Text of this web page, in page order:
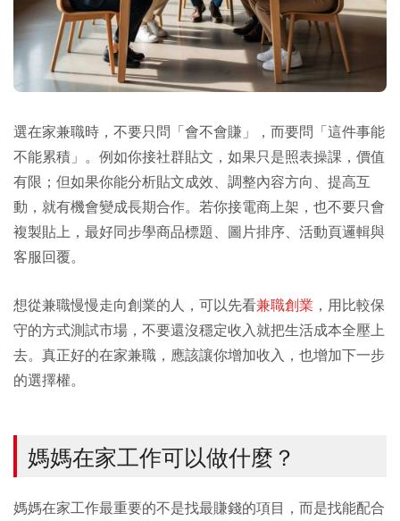
選在家兼職時，不要只問「會不會賺」，而要問「這件事能
不能累積」。例如你接社群貼文，如果只是照表操課，價值
有限；但如果你能分析貼文成效、調整內容方向、提高互
動，就有機會變成長期合作。若你接電商上架，也不要只會
複製貼上，最好同步學商品標題、圖片排序、活動頁邏輯與
客服回覆。
想從兼職慢慢走向創業的人，可以先看兼職創業 ，用比較保
守的方式測試市場，不要還沒穩定收入就把生活成本全壓上
去。真正好的在家兼職，應該讓你增加收入，也增加下一步
的選擇權。
媽媽在家工作可以做什麼？
媽媽在家工作最重要的不是找最賺錢的項目，而是找能配合